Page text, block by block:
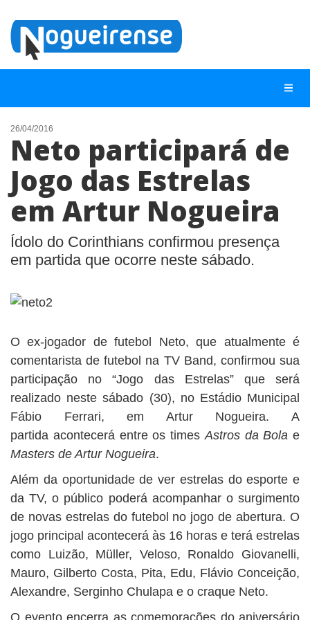
NOTÍCIAS
LISTA DIGITAL
TELEFONES ÚTEIS
26/04/2016
Neto participará de
Jogo das Estrelas
em Artur Nogueira
Ídolo do Corinthians confirmou presença
em partida que ocorre neste sábado.
O ex-jogador de futebol Neto, que atualmente é
comentarista de futebol na TV Band, confirmou sua
participação no “Jogo das Estrelas” que será
realizado neste sábado (30), no Estádio Municipal
Fábio Ferrari, em Artur Nogueira. A
partida acontecerá entre os timesAstros da Bola e
Masters de Artur Nogueira.
Além da oportunidade de ver estrelas do esporte e
da TV, o público poderá acompanhar o surgimento
de novas estrelas do futebol no jogo de abertura. O
jogo principal acontecerá às 16 horas e terá estrelas
como Luizão, Müller, Veloso, Ronaldo Giovanelli,
Mauro, Gilberto Costa, Pita, Edu, Flávio Conceição,
Alexandre, Serginho Chulapa e o craque Neto.
O evento encerra as comemorações do aniversário